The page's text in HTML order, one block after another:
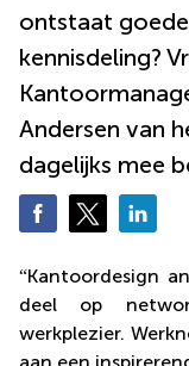
Zoetermeer
Tiel
Amstelveen
huren
Maastricht
huren
Schiphol
Airport
Kantoor
huren
Alkmaar
space
Amsterdam
Centrum
ontstaat
kennisdeling?
Andersen van
dagelijks mee
“Kantoordesign
deel op
werkplezier.